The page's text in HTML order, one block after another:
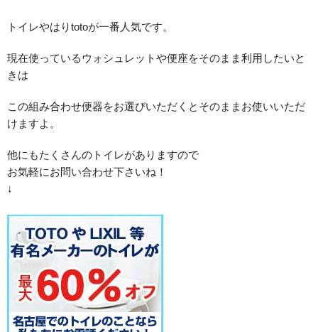
トイレやはりtotoが一番人気です。
現在使っているウォシュレットや便座をそのまま利用したいと
きは
この組み合わせ便器をお選びいただくとそのままお使いいただ
けますよ。
他にもたくさんのトイレがありますので
お気軽にお問い合わせ下さいね！
↓